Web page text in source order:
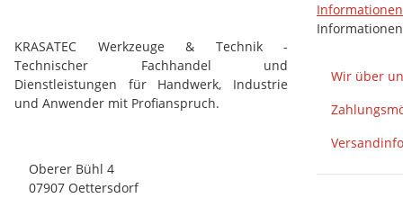
KRASATEC Werkzeuge & Technik -
Technischer Fachhandel und
Dienstleistungen für Handwerk, Industrie
und Anwender mit Profianspruch.
Oberer Bühl 4
07907 Oettersdorf
Informationen
Informationen
Wir über